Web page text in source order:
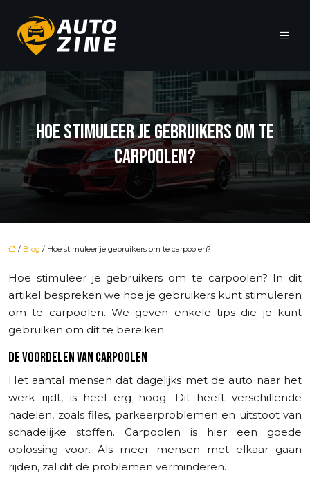
HOE STIMULEER JE GEBRUIKERS OM TE
CARPOOLEN?
/ Blog / Hoe stimuleer je gebruikers om te carpoolen?
Hoe stimuleer je gebruikers om te carpoolen? In dit
artikel bespreken we hoe je gebruikers kunt stimuleren
om te carpoolen. We geven enkele tips die je kunt
gebruiken om dit te bereiken.
DE VOORDELEN VAN CARPOOLEN
Het aantal mensen dat dagelijks met de auto naar het
werk rijdt, is heel erg hoog. Dit heeft verschillende
nadelen, zoals files, parkeerproblemen en uitstoot van
schadelijke stoffen. Carpoolen is hier een goede
oplossing voor. Als meer mensen met elkaar gaan
rijden, zal dit de problemen verminderen.